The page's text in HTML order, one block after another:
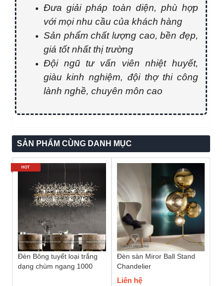
Đưa giải pháp toàn diện, phù hợp
với mọi nhu cầu của khách hàng
Sản phẩm chất lượng cao, bền đẹp,
giá tốt nhất thị trường
Đội ngũ tư vấn viên nhiệt huyết,
giàu kinh nghiệm, đội thợ thi công
lành nghề, chuyên môn cao
SẢN PHẨM CÙNG DANH MỤC
Đèn Bông tuyết loại trắng
dạng chùm ngang 1000
HOT
Đèn sàn Miror Ball Stand
Chandelier
Liên hệ